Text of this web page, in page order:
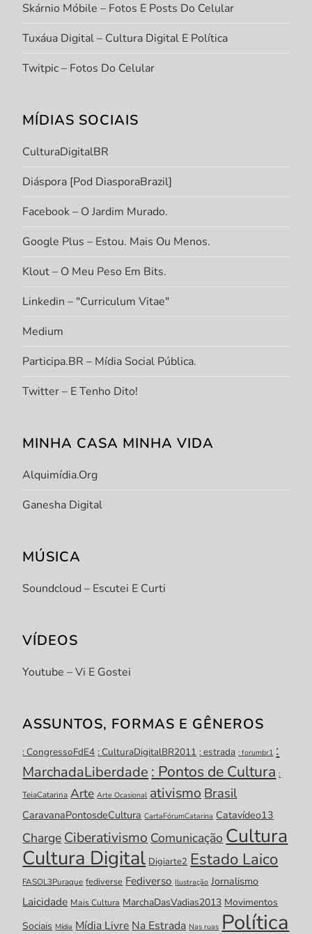
Skárnio Móbile – Fotos E Posts Do Celular
Tuxáua Digital – Cultura Digital E Política
Twitpic – Fotos Do Celular
MÍDIAS SOCIAIS
CulturaDigitalBR
Diáspora [Pod DiasporaBrazil]
Facebook – O Jardim Murado.
Google Plus – Estou. Mais Ou Menos.
Klout – O Meu Peso Em Bits.
Linkedin – "Curriculum Vitae"
Medium
Participa.BR – Mídia Social Pública.
Twitter – E Tenho Dito!
MINHA CASA MINHA VIDA
Alquimídia.org
Ganesha Digital
MÚSICA
Soundcloud – Escutei E Curti
VÍDEOS
Youtube – Vi E Gostei
ASSUNTOS, FORMAS E GÊNEROS
: CongressoFdE4 : CulturaDigitalBR2011 : estrada : forumbr1 :
MarchadaLiberdade : Pontos de Cultura :
TeiaCatarina Arte Arte Ocasional ativismo Brasil
CaravanaPontosdeCultura CartaFórumCatarina Catavídeo13
Charge Ciberativismo Comunicação Cultura
Cultura Digital Digiarte2 Estado Laico
FASOL3Puraque fediverse Fediverso Ilustração Jornalismo
Laicidade Mais Cultura MarchaDasVadias2013 Movimentos
Sociais Mídia Mídia Livre Na Estrada Nas ruas Política